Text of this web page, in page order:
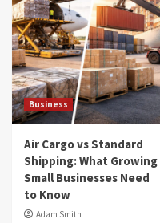
Business
Air Cargo vs Standard
Shipping: What Growing
Small Businesses Need
to Know
Adam Smith